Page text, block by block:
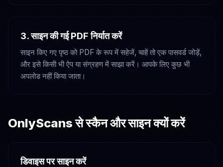
3. साइन की गई PDF निर्यात करें
साइन किए गए पृष्ठ को PDF के रूप में सहेजें, चाहें तो एक पासवर्ड जोड़ें,
और इसे किसी भी ऐप या संग्रहण में साझा करें। आपके लिए कुछ भी
अपलोड नहीं किया जाता।
OnlyScans से स्कैन और साइन क्यों करें
डिवाइस पर साइन करें